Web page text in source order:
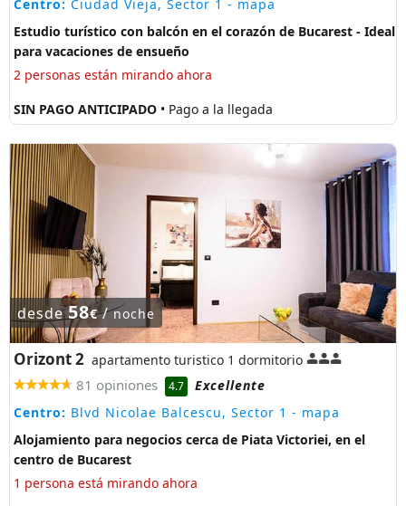
Centro: Ciudad Vieja, Sector 1 - mapa
Estudio turístico con balcón en el corazón de Bucarest - Ideal
para vacaciones de ensueño
2 personas están mirando ahora
SIN PAGO ANTICIPADO • Pago a la llegada
desde58€/noche
Orizont 2 apartamento turistico 1 dormitorio
81 opiniones 4.7
Excellente
Centro: Blvd Nicolae Balcescu, Sector 1 - mapa
Alojamiento para negocios cerca de Piata Victoriei, en el
centro de Bucarest
1 persona está mirando ahora